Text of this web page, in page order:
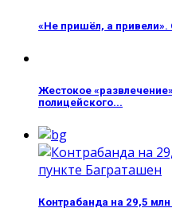
«Не пришёл, а привели».
Жестокое
полицейского...
Контрабанда на 29,5